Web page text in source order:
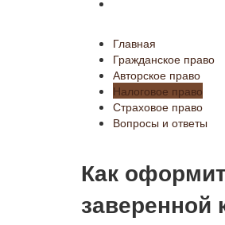
Главная
Гражданское право
Авторское право
Налоговое право
Страховое право
Вопросы и ответы
Как
заверенной